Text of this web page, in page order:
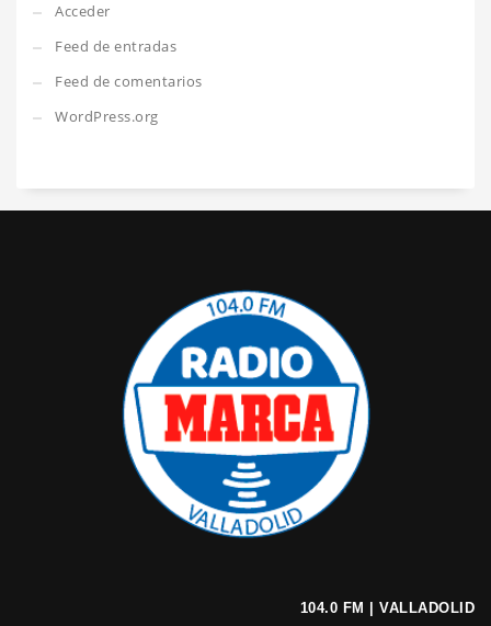
Acceder
Feed de entradas
Feed de comentarios
WordPress.org
104.0 FM | VALLADOLID